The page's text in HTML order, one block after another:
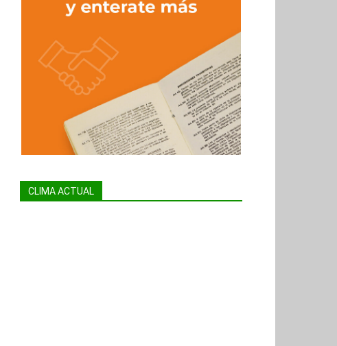
CLIMA ACTUAL